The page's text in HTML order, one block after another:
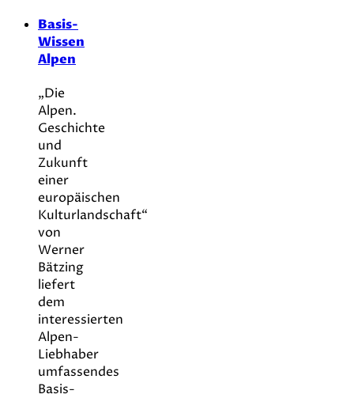
Basis-
Wissen
Alpen
„Die
Alpen.
Geschichte
und
Zukunft
einer
europäischen
Kulturlandschaft“
von
Werner
Bätzing
liefert
dem
interessierten
Alpen-
Liebhaber
umfassendes
Basis-